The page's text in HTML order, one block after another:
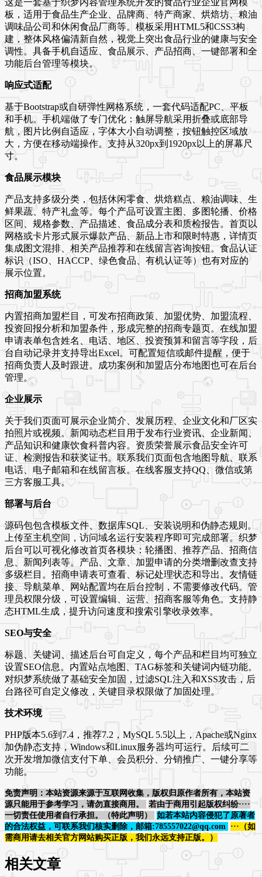
板，适用于食品生产企业、品牌商、特产商家、烘焙坊、粮油
调味品公司和休闲食品厂商等。模板采用HTML5和CSS3构
建，整体风格偏清新自然，视觉上突出食品行业的健康与安全
调性。具备手机自适应、食品展示、产品招商、一键部署和全
功能后台管理等模块。
响应式适配
基于Bootstrap或自研弹性网格系统，一套代码适配PC、平板
和手机。手机端做了专门优化：触屏导航采用折叠或底部导
航，图片比例自适应，字体大小自动调整，按钮触控区域放
大，方便在移动端操作。支持从320px到1920px以上的屏幕尺
寸。
食品展示模块
产品支持多级分类，包括休闲零食、烘焙糕点、粮油调味、生
鲜果蔬、特产礼盒等。每个产品可设置主图、多图轮播、价格
区间、规格参数、产品描述、食品成分表和质检报告。首页以
网格或卡片形式展示爆款产品、新品上市和限时特惠，详情页
集成图文混排、相关产品推荐和在线留言咨询按钮。食品认证
标识（ISO、HACCP、绿色食品、有机认证等）也有对应的
展示位置。
招商加盟系统
内置招商加盟栏目，可发布招商政策、加盟优势、加盟流程、
投资回报分析和加盟条件，形成完整的招商专题页。在线加盟
申请表单包含姓名、电话、地区、投资预算和留言等字段，后
台自动记录并支持导出Excel。可配置短信或邮件提醒，便于
招商负责人及时跟进。成功案例和加盟店分布地图也可在后台
管理。
企业展示
关于我们页面可展示企业简介、发展历程、企业文化和厂区实
拍照片或视频。新闻动态栏目用于发布行业资讯、企业新闻、
产品知识和健康饮食科普内容。资质荣誉展示食品安全许可
证、检测报告和获奖证书。联系我们页面包含地图导航、联系
电话、电子邮箱和在线留言板。在线客服支持QQ、微信或第
三方客服工具。
部署与后台
源码包包含模板文件、数据库SQL、安装说明和伪静态规则。
上传至主机空间，访问域名运行安装程序即可完成部署。织梦
后台可以可视化修改首页各模块：轮播图、推荐产品、招商信
息、新闻列表等。产品、文章、加盟申请的分类增删改查支持
多级栏目。招商申请表可查看、标记处理状态和导出。友情链
接、导航菜单、网站配置均在后台控制，不需要修改代码。管
理员权限分级，可设置编辑、运营、招商客服等角色。支持静
态HTML生成，提升访问速度和搜索引擎收录效率。
SEO与安全
标题、关键词、描述后台可自定义，每个产品和栏目均可独立
设置SEO信息。内置站点地图、TAG标签和关键词内链功能。
对织梦系统做了基础安全加固，过滤SQL注入和XSS攻击，后
台路径可自定义修改，关键目录权限做了加固处理。
技术环境
PHP版本5.6到7.4，推荐7.2，MySQL 5.5以上，Apache或Nginx
加伪静态支持，Windows和Linux服务器均可运行。后续可二
次开发增加微信支付下单、会员积分、分销推广、一键分享等
功能。
免责声明：本站资源来源于互联网收集，版权归原作者所有，本站资
源只能用于参考学习，请勿直接商用。
若由于商用引起版权纠纷····
一切责任使用者自行承担。（特此声明）
如若本站内容侵犯了原著者
的合法权益，可联系我们核实删除，邮箱:785557022@qq.com
···（如
需商用请去相关官方网站购买正版，我们永远支持正版。）
相关文章